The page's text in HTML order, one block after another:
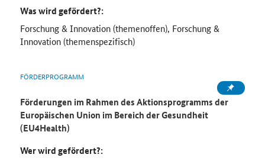
Was wird gefördert?:
Forschung & Innovation (themenoffen), Forschung &
Innovation (themenspezifisch)
FÖRDERPROGRAMM
Förderungen im Rahmen des Aktionsprogramms der
Europäischen Union im Bereich der Gesundheit
(EU4Health)
Wer wird gefördert?: